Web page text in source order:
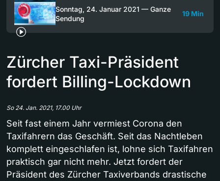
Sonntag, 24. Januar 2021 — Ganze
Sendung
19 Min
Zürcher Taxi-Präsident
fordert Billing-Lockdown
So 24. Jan. 2021, 17.00 Uhr
Seit fast einem Jahr vermiest Corona den
Taxifahrern das Geschäft. Seit das Nachtleben
komplett eingeschlafen ist, lohne sich Taxifahren
praktisch gar nicht mehr. Jetzt fordert der
Präsident des Zürcher Taxiverbands drastische